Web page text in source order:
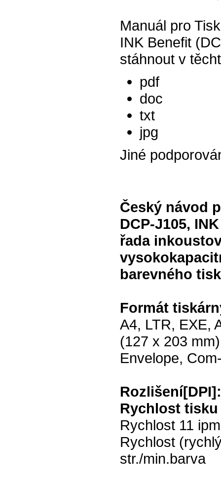
Manuál pro
INK Benefit
stáhnout v
pdf
doc
txt
jpg
Jiné
Český návod
DCP-J105,
řada
barevného
Formát
A4, LTR, EXE,
(127 x 203
Envelope,
Rychlost
Rychlost 11
Rychlost
str./min.barva